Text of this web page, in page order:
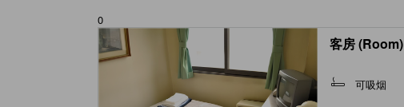
0
客房 (Room)
可吸烟